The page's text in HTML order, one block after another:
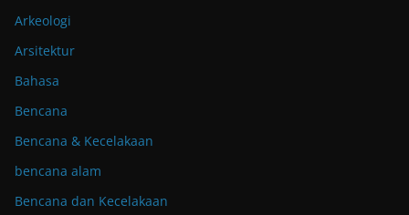
Arkeologi
Arsitektur
Bahasa
Bencana
Bencana & Kecelakaan
bencana alam
Bencana dan Kecelakaan